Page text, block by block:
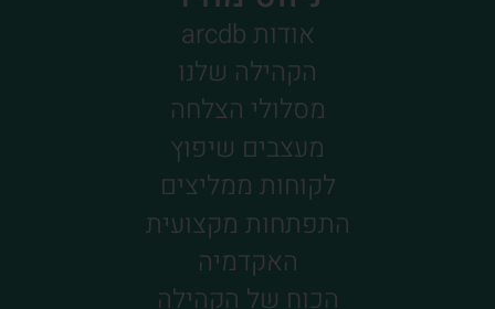
אודות arcdb
הקהילה שלנו
מסלולי הצלחה
מעצבים שיפוץ
לקוחות ממליצים
התפתחות מקצועית
האקדמיה
הכוח של הקהילה